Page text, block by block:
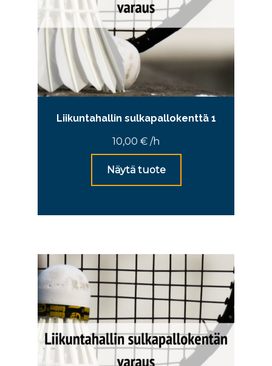
Liikuntahallin sulkapallokenttä 1
10,00 € /h
Näytä tuote